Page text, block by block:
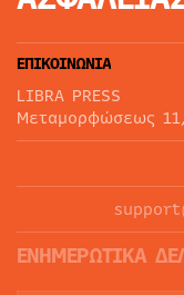
ΕΠΙΚΟΙΝΩΝΙΑ
LIBRA PRESS
Μεταμορφώσεως
ΕΝΗΜΕΡΩΤΙΚΑ